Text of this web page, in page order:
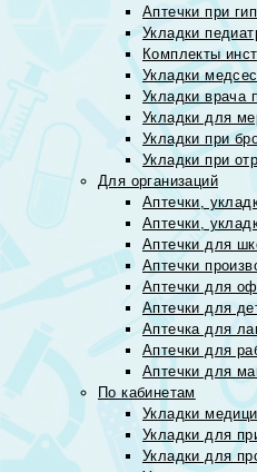
Аптечки при
Укладки
Комплекты
Укладки
Укладки врача
Укладки для
Укладки при
Укладки при
Для организаций
Аптечки,
Аптечки,
Аптечки для
Аптечки
Аптечки для
Аптечки для
Аптечка для
Аптечки для
Аптечки для
По кабинетам
Укладки
Укладки для
Укладки для